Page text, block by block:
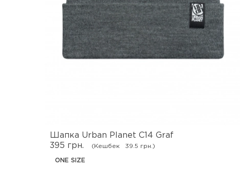
Шапка Urban Planet C14 Graf
395 грн.
(Кешбек 39.5 грн.)
ONE SIZE